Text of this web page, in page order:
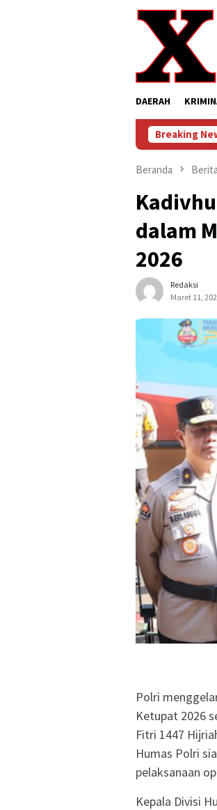
DAERAH
Breaking
Perusahaan dan Polisi Gagalkan
Beranda Berita
dalam
2026
Redaksi
Maret 11,
Polri
Ketupat 2026
Fitri 1447
Humas Polri
pelaksanaan
Kepala Divisi